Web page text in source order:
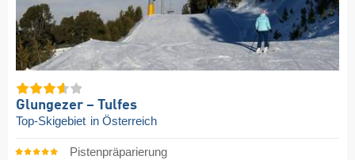
Glungezer – Tulfes
Top-Skigebiet in Österreich
Pistenpräparierung